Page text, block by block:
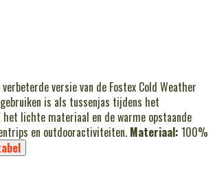
versie van de Fostex Cold Weather
is als tussenjas tijdens het
lichte materiaal en de warme opstaande
en outdooractiviteiten. Materiaal: 100%